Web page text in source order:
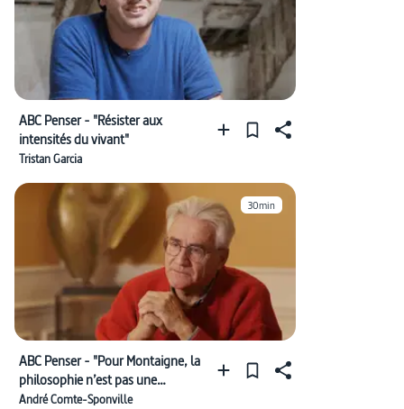
ABC Penser - "Résister aux
intensités du vivant"
Tristan Garcia
30min
ABC Penser - "Pour Montaigne, la
philosophie n’est pas une
doctrine, mais une activité"
André Comte-Sponville